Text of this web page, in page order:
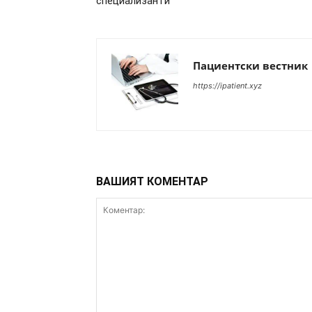
Пациентски вестник
https://ipatient.xyz
ВАШИЯТ КОМЕНТАР